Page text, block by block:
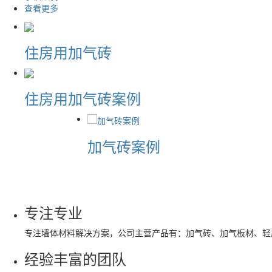
查看更多
住房用加气砖
住房用加气砖案例
专注专业
专注墙体材料解决方案，公司主营产品有：加气砖、加气板材、
经验丰富的团队